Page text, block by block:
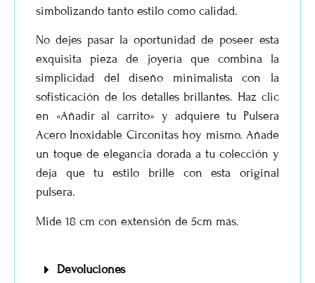
simbolizando tanto estilo como calidad.
No dejes pasar la oportunidad de poseer esta
exquisita pieza de joyería que combina la
simplicidad del diseño minimalista con la
sofisticación de los detalles brillantes. Haz clic
en «Añadir al carrito» y adquiere tu Pulsera
Acero Inoxidable Circonitashoy mismo. Añade
un toque de elegancia dorada a tu colección y
deja que tu estilo brille con esta original
pulsera.
Mide 18 cm con extensión de 5cm más.
Devoluciones